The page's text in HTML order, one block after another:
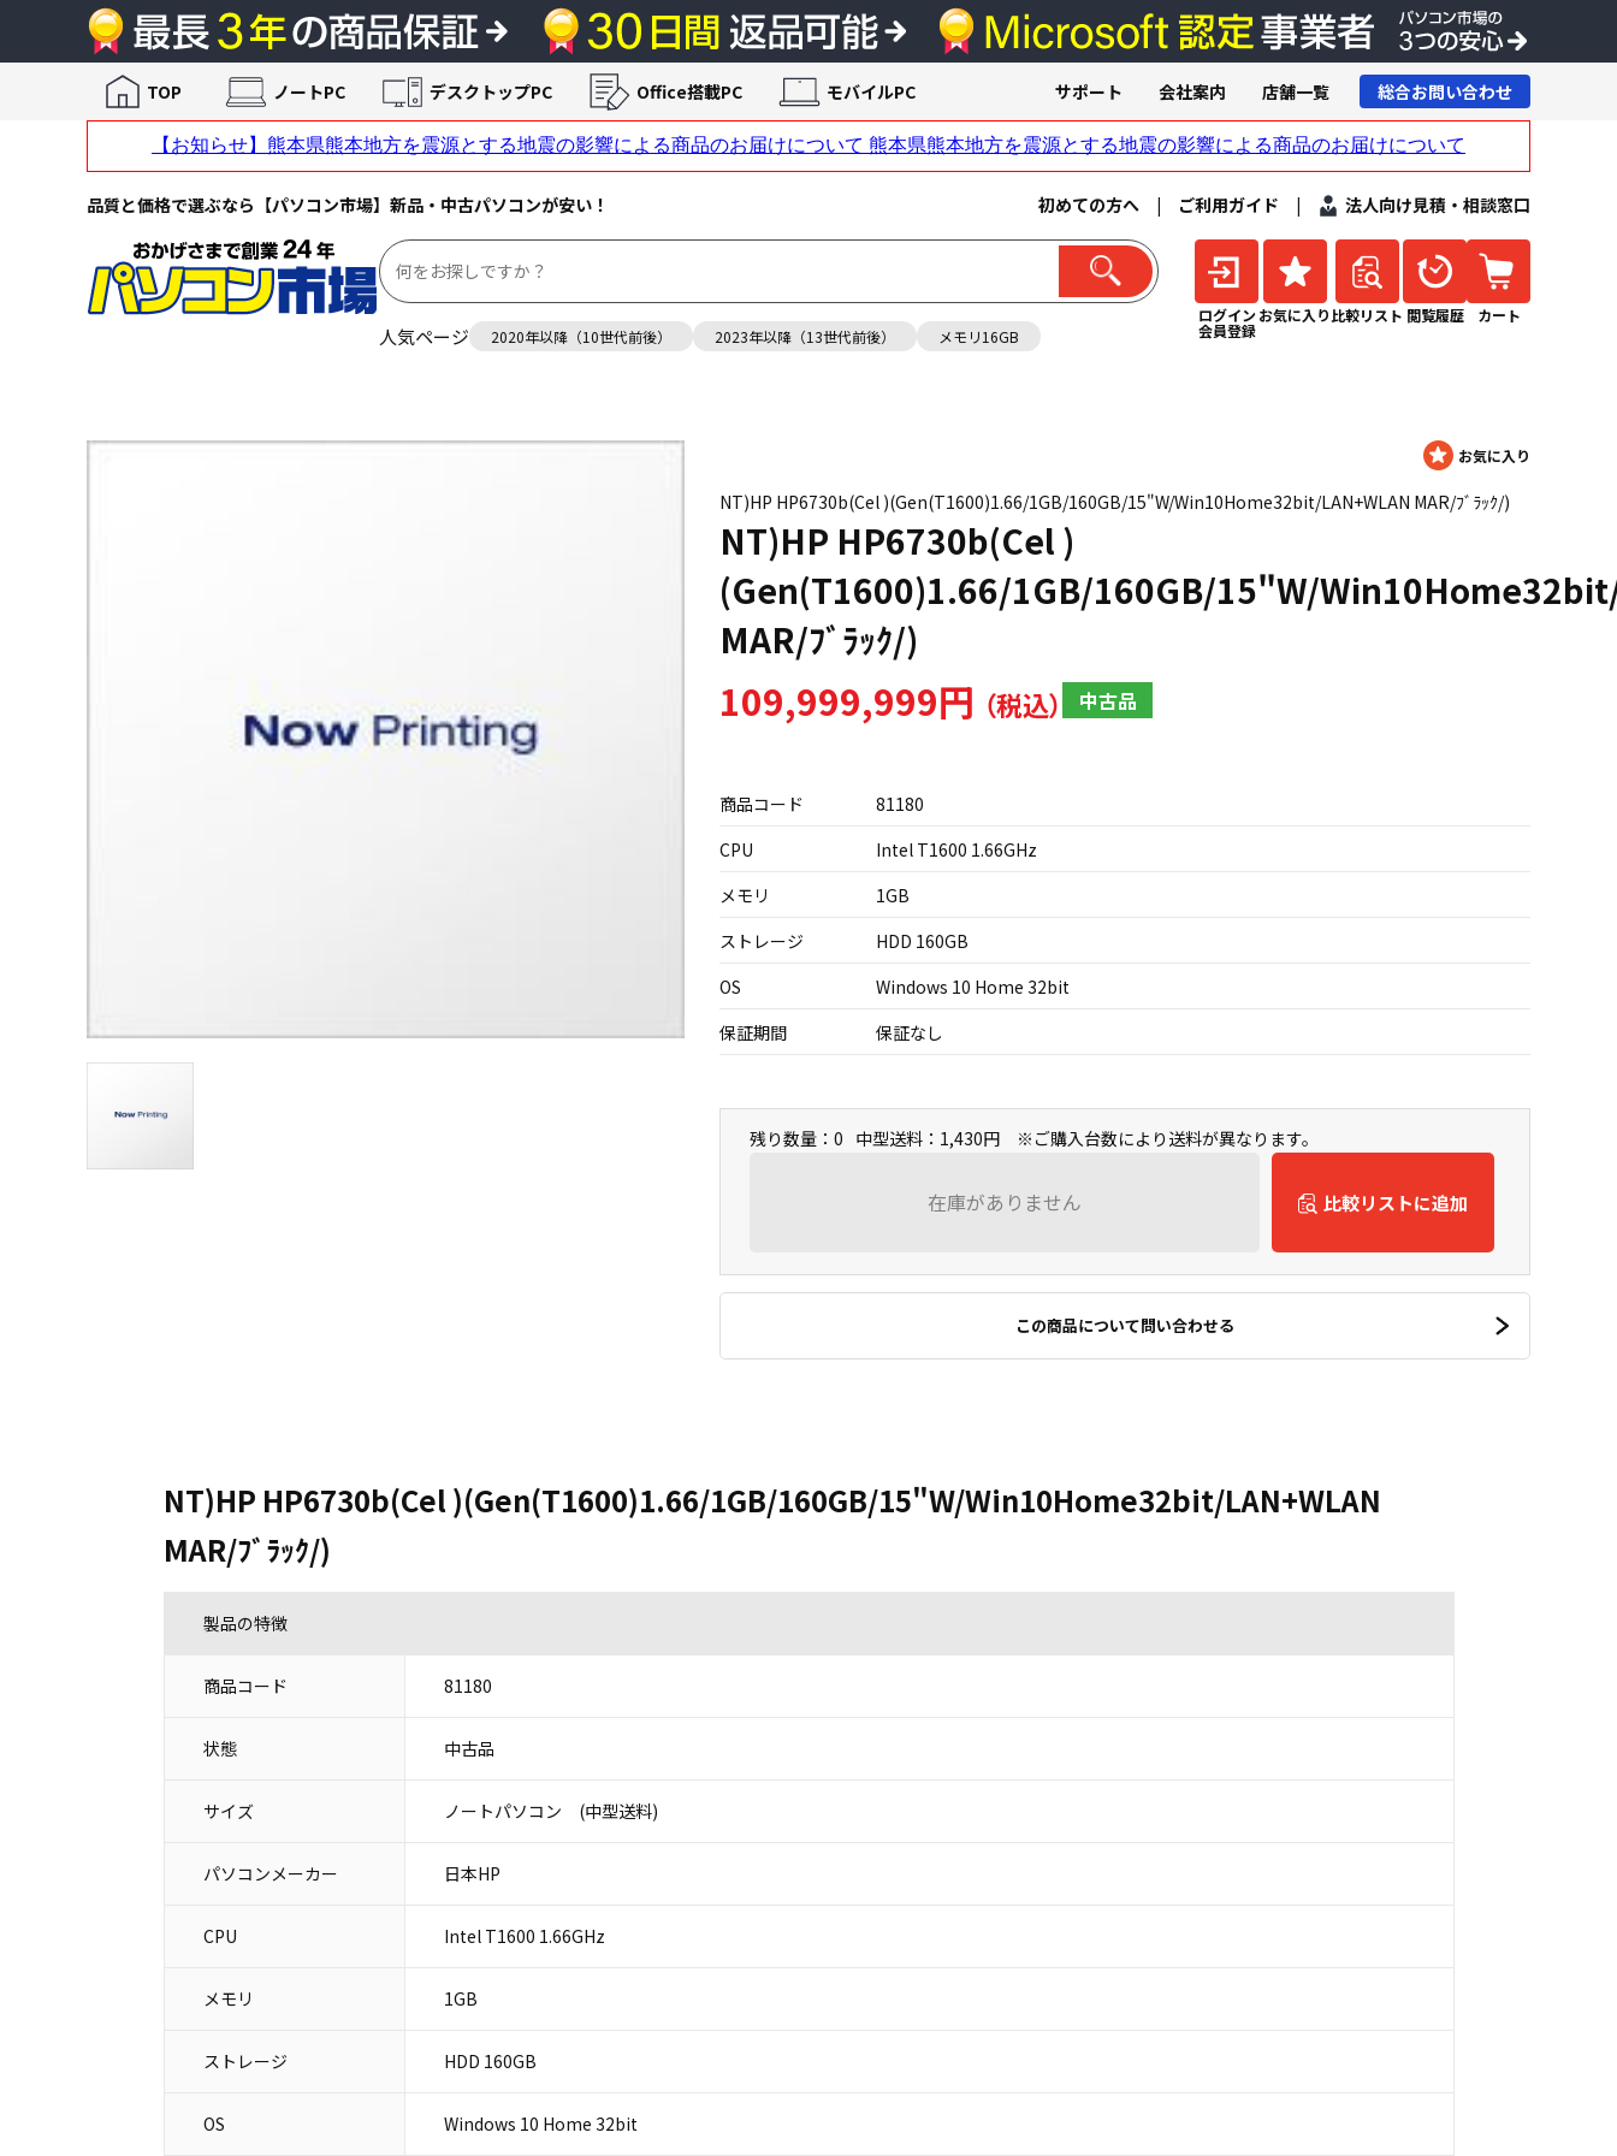
品質と価格で選ぶなら【パソコン市場】新品・中古パソコンが安い！ 初めての方へ | ご利用ガイド | 法人向け見積・相談窓口
人気ページ 2020年以降（10世代前後） 2023年以降（13世代前後） メモリ16GB
ログイン
会員登録
お気に入り 比較リスト 閲覧履歴 カート
TOP ノートPC デスクトップPC Office搭載PC モバイルPC サポート 会社案内 店舗一覧 総合お問い合わせ
NT)HP HP6730b(Cel )(Gen(T1600)1.66/1GB/160GB/15"W/Win10Home32bit/LAN+WLAN MAR/ﾌﾞﾗｯｸ/)
NT)HP HP6730b(Cel )
(Gen(T1600)1.66/1GB/160GB/15"W/
MAR/ﾌﾞﾗｯｸ/)
109,999,999円 中古品
商品コード
81180
CPU
Intel T1600 1.66GHz
メモリ
1GB
ストレージ
HDD 160GB
OS
Windows 10 Home 32bit
保証期間
保証なし
残り数量：0 中型送料：1,430円 ※ご購入台数により送料が異なります。
在庫がありません 比較リストに追加
この商品について問い合わせる
NT)HP HP6730b(Cel )(Gen(T1600)1.66/1GB/160GB/15"W/Win10Home32bit/LAN+WLAN
MAR/ﾌﾞﾗｯｸ/)
製品の特徴
商品コード 81180
状態 中古品
サイズ ノートパソコン (中型送料)
パソコンメーカー 日本HP
CPU Intel T1600 1.66GHz
メモリ 1GB
ストレージ HDD 160GB
OS Windows 10 Home 32bit